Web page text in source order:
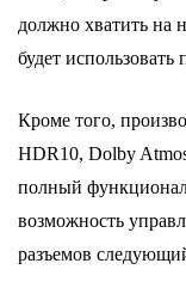
должно хватить на
будет
Кроме того,
HDR10, Dolby
полный
возможность
разъемов